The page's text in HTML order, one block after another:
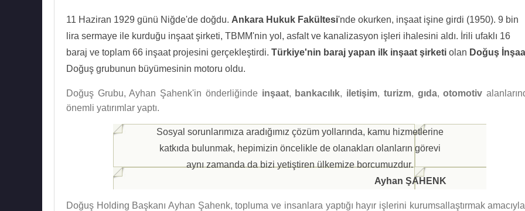
11 Haziran 1929 günü Niğde'de doğdu. Ankara Hukuk Fakültesi'nde okurken, inşaat işine girdi (1950). 9 bin
lira sermaye ile kurduğu inşaat şirketi, TBMM'nin yol, asfalt ve kanalizasyon işleri ihalesini aldı. İrili ufaklı 16
baraj ve toplam 66 inşaat projesini gerçekleştirdi. Türkiye'nin baraj yapan ilk inşaat şirketi olan Doğuş
Doğuş grubunun büyümesinin motoru oldu.
Doğuş Grubu, Ayhan Şahenk'in önderliğinde inşaat, bankacılık, iletişim, turizm, gıda,otomotiv
önemli yatırımlar yaptı.
Sosyal sorunlarımıza aradığımız çözüm yollarında, kamu hizmetlerine
katkıda bulunmak, hepimizin öncelikle de olanakları olanların görevi
aynı zamanda da bizi yetiştiren ülkemize borcumuzdur.
Ayhan ŞAHENK
Doğuş Holding Başkanı Ayhan Şahenk, topluma ve insanlara yaptığı hayır işlerini kurumsallaştırmak amacıyla